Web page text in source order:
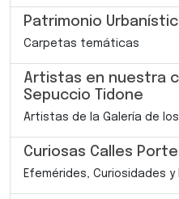
Patrimonio
Carpetas temáticas
Artistas en nuestra
Sepuccio Tidone
Artistas de la Galería de
Curiosas Calles
Efemérides, Curiosidades y